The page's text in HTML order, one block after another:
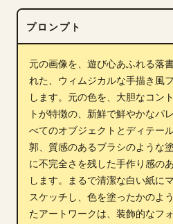
ダウンロード
ブログ
更新情報
プロンプト
元の画像を、遊び心あふれる落
れた、ウィムジカルな手描き風
します。元の色を、大胆なコン
トが特徴の、新鮮で鮮やかなパ
べてのオブジェクトとディテー
郭、質感のあるブラシのような
に不完全さを残した手作り感の
します。まるで清潔な白い紙に
スケッチし、色を塗ったかのよ
たアートワークは、装飾的なフ